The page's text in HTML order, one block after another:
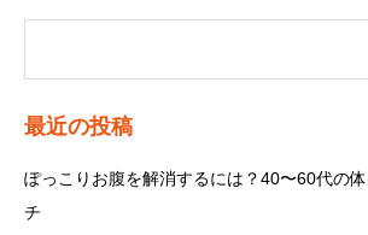
最近の投稿
ぽっこりお腹を解消するには？40〜60代の
チ